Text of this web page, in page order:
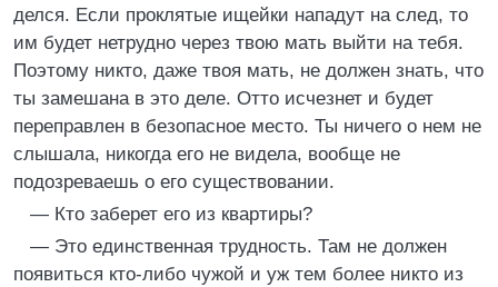
делся. Если проклятые ищейки нападут на след, то
им будет нетрудно через твою мать выйти на тебя.
Поэтому никто, даже твоя мать, не должен знать, что
ты замешана в это деле. Отто исчезнет и будет
переправлен в безопасное место. Ты ничего о нем не
слышала, никогда его не видела, вообще не
подозреваешь о его существовании.
— Кто заберет его из квартиры?
— Это единственная трудность. Там не должен
появиться кто-либо чужой и уж тем более никто из